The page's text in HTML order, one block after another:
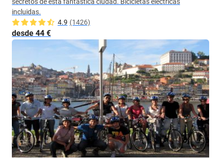
incluidas.
4.9 (1426)
desde 44 €